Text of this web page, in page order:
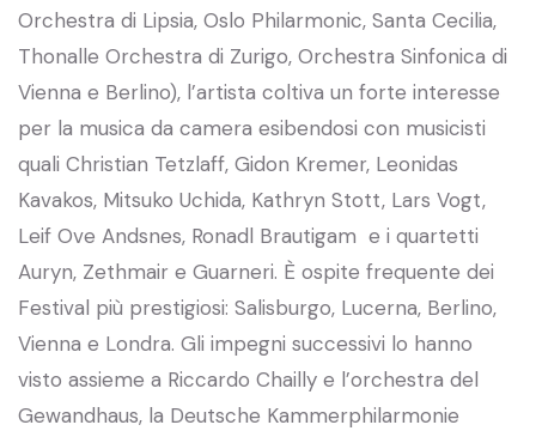
Orchestra di Lipsia, Oslo Philarmonic, Santa Cecilia,
Thonalle Orchestra di Zurigo, Orchestra Sinfonica di
Vienna e Berlino), l’artista coltiva un forte interesse
per la musica da camera esibendosi con musicisti
quali Christian Tetzlaff, Gidon Kremer, Leonidas
Kavakos, Mitsuko Uchida, Kathryn Stott, Lars Vogt,
Leif Ove Andsnes, Ronadl Brautigam e i quartetti
Auryn, Zethmair e Guarneri. È ospite frequente dei
Festival più prestigiosi: Salisburgo, Lucerna, Berlino,
Vienna e Londra. Gli impegni successivi lo hanno
visto assieme a Riccardo Chailly e l’orchestra del
Gewandhaus, la Deutsche Kammerphilarmonie